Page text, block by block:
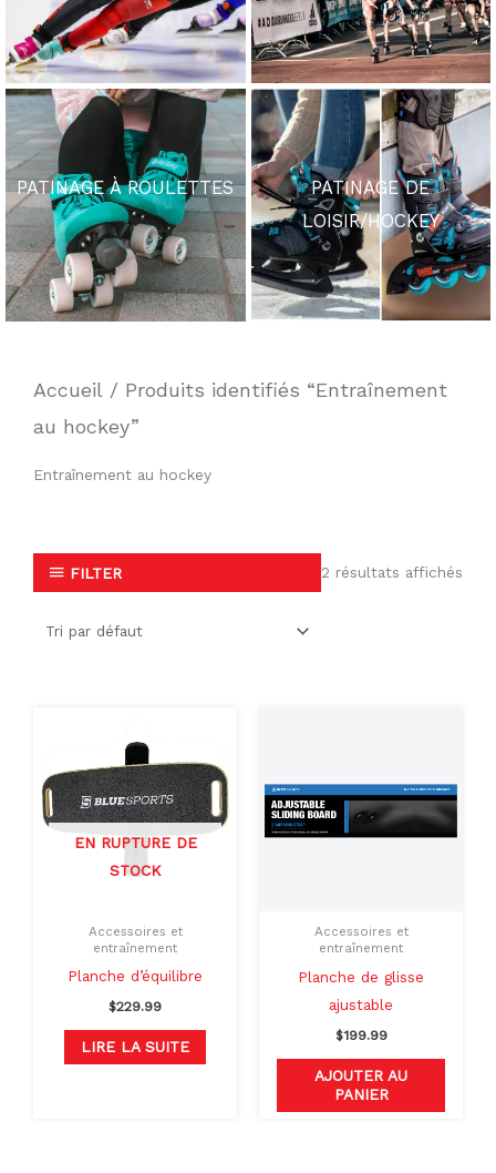
PATINAGE À ROULETTES
PATINAGE DE
LOISIR/HOCKEY
Accueil / Produits identifiés “Entraînement
au hockey”
Entraînement au hockey
FILTER 2 résultats affichés
EN RUPTURE DE
STOCK
Accessoires et
entraînement
Planche d’équilibre
$229.99
LIRE LA SUITE
Accessoires et
entraînement
Planche de glisse
ajustable
$199.99
AJOUTER AU
PANIER